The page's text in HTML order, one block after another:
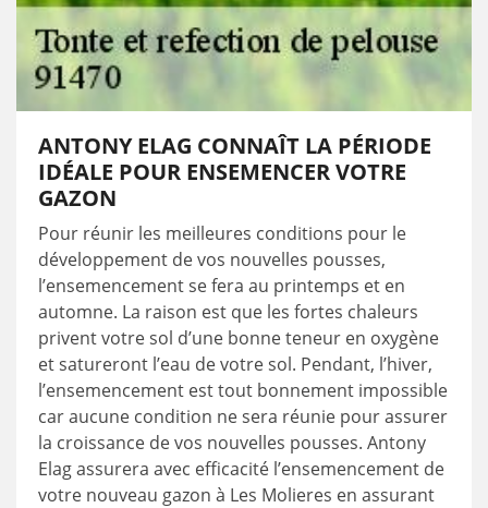
ANTONY ELAG CONNAÎT LA PÉRIODE
IDÉALE POUR ENSEMENCER VOTRE
GAZON
Pour réunir les meilleures conditions pour le
développement de vos nouvelles pousses,
l’ensemencement se fera au printemps et en
automne. La raison est que les fortes chaleurs
privent votre sol d’une bonne teneur en oxygène
et satureront l’eau de votre sol. Pendant, l’hiver,
l’ensemencement est tout bonnement impossible
car aucune condition ne sera réunie pour assurer
la croissance de vos nouvelles pousses. Antony
Elag assurera avec efficacité l’ensemencement de
votre nouveau gazon à Les Molieres en assurant